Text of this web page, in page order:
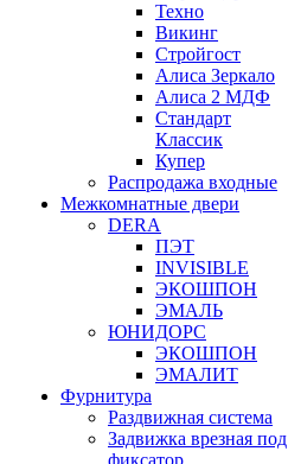
Техно
Викинг
Стройгост
Алиса Зеркало
Алиса 2 МДФ
Стандарт
Классик
Купер
Распродажа входные
Межкомнатные двери
DERA
ПЭТ
INVISIBLE
ЭКОШПОН
ЭМАЛЬ
ЮНИДОРС
ЭКОШПОН
ЭМАЛИТ
Фурнитура
Раздвижная система
Задвижка врезная под
фиксатор